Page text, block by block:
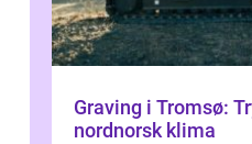
Graving i Tromsø:
nordnorsk klima